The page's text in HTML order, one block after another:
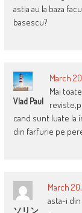
astia au la baza
basescu?
Vlad Paul
March
Mai
cand sunt luate la
din farfurie pe
ソリン
March
asta-i